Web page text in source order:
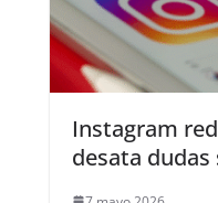
Instagram
desata